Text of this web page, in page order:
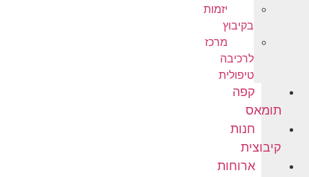
יזמות
בקיבוץ
מרכז
לרכיבה
טיפולית
קפה
תומאס
חנות
קיבוצית
ארוחות